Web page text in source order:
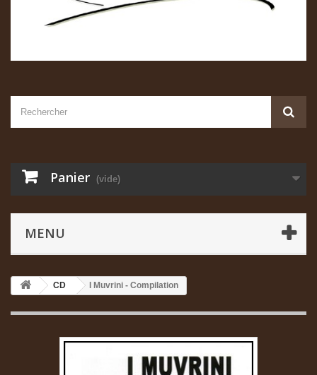
Panier (vide)
MENU
CD I Muvrini - Compilation